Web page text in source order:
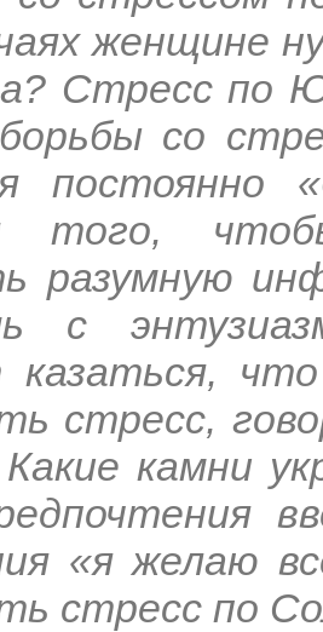
женщине
Стресс по
со
постоянно
того,
разумную
с
казаться,
стресс,
камни
«я желаю
стресс по